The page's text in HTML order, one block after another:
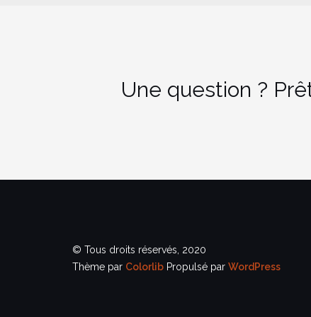
Une question ?
© Tous droits réservés, 2020
Thème par Colorlib Propulsé par WordPress